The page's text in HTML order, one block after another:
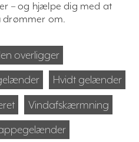
– og hjælpe dig med at
drømmer om.
overligger
Hvidt gelænder
Vindafskærmning